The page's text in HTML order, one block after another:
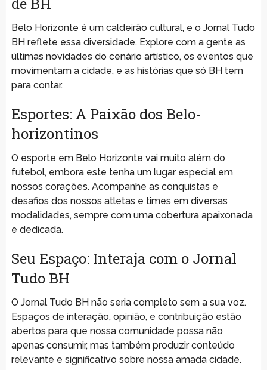
Belo Horizonte é um caldeirão cultural, e o Jornal Tudo
BH reflete essa diversidade. Explore com a gente as
últimas novidades do cenário artístico, os eventos que
movimentam a cidade, e as histórias que só BH tem
para contar.
Esportes: A Paixão dos Belo-
horizontinos
O esporte em Belo Horizonte vai muito além do
futebol, embora este tenha um lugar especial em
nossos corações. Acompanhe as conquistas e
desafios dos nossos atletas e times em diversas
modalidades, sempre com uma cobertura apaixonada
e dedicada.
Seu Espaço: Interaja com o Jornal
Tudo BH
O Jornal Tudo BH não seria completo sem a sua voz.
Espaços de interação, opinião, e contribuição estão
abertos para que nossa comunidade possa não
apenas consumir, mas também produzir conteúdo
relevante e significativo sobre nossa amada cidade.